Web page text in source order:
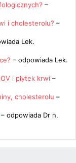
–
i cholesterolu? –
Lek.
– odpowiada Lek.
i płytek krwi –
cholesterolu –
– odpowiada Dr n.